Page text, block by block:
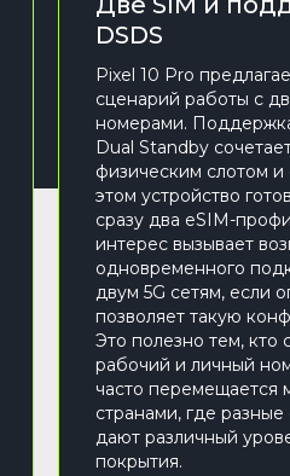
DSDS
Pixel 10 Pro
сценарий работы с
номерами.
Dual Standby
физическим слотом и
этом устройство
сразу два eSIM-
интерес вызывает
одновременного
двум 5G сетям, если
позволяет такую
Это полезно тем, кто
рабочий и личный
часто перемещается
странами, где
дают различный
покрытия.